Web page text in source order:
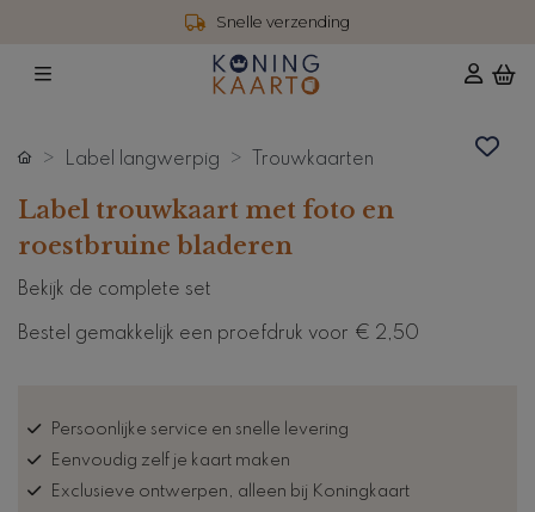
Snelle verzending
Label langwerpig Trouwkaarten
Label trouwkaart met foto en
roestbruine bladeren
Bekijk de complete set
Bestel gemakkelijk een proefdruk voor € 2,50
Persoonlijke service en snelle levering
Eenvoudig zelf je kaart maken
Exclusieve ontwerpen, alleen bij Koningkaart